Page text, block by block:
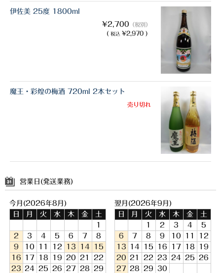
伊佐美 25度 1800ml
¥2,700 （税別）
( 税込 ¥2,970 )
魔王・彩煌の梅酒 720ml 2本セット
売り切れ
営業日(発送業務)
今月(2026年8月)
日
月 火 水 木 金
土
1
2
3 4 5 6 7
8
9
10 11 12 13 14
15
16
17 18 19 20 21
22
23 24 25 26 27 28
29
翌月(2026年9月)
日
月 火 水 木 金
土
1
2 3 4
5
6
7 8 9 10 11
12
13
14 15 16 17 18
19
20 21 22 23 24 25
26
27 28 29 30